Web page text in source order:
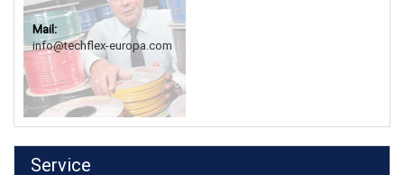
Mail:
info@techflex-europa.com
Service